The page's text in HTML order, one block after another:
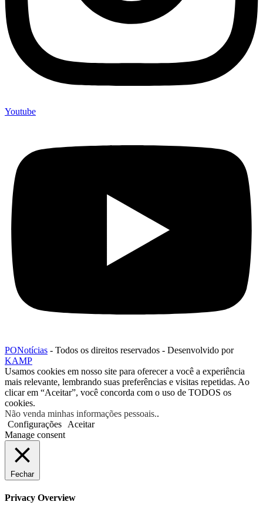
Youtube
PONotícias - Todos os direitos reservados - Desenvolvido por
KAMP
Usamos cookies em nosso site para oferecer a você a experiência
mais relevante, lembrando suas preferências e visitas repetidas. Ao
clicar em “Aceitar”, você concorda com o uso de TODOS os
cookies.
Não venda minhas informações pessoais..
Configurações
Aceitar
Manage consent
Fechar
Privacy Overview